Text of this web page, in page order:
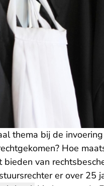
thema bij de
Hoe
van
er over 25